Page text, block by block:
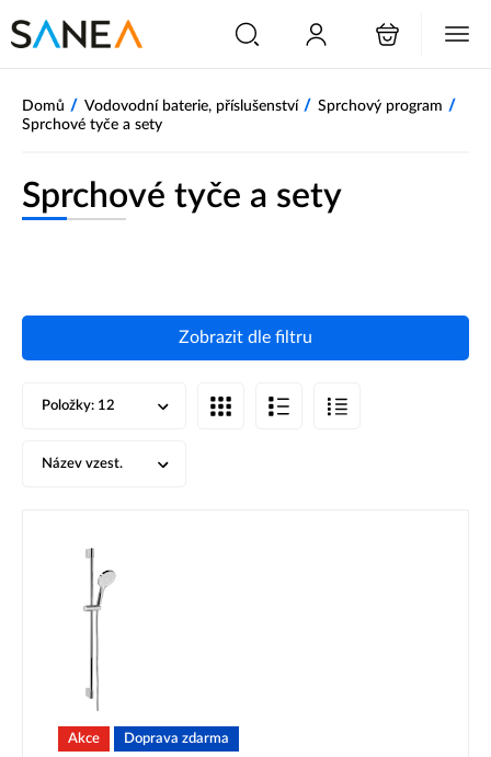
Domů / Vodovodní baterie, příslušenství / Sprchový program /
Sprchové tyče a sety
Sprchové tyče a sety
Zobrazit dle filtru
Položky: 12
Název vzest.
Akce Doprava zdarma